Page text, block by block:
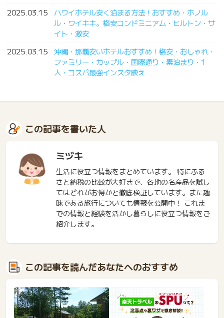
2025.03.15
ハワイホテル安く泊まる方法！おすすめ・ホノル
ル・ワイキキ。格安コンドミニアム・ヒルトン・サ
イト・激安
2025.03.15
沖縄・那覇安いホテルおすすめ！格安・おしゃれ・
ファミリー・カップル・国際通り・素泊まり・1
人・コスパ最強インスタ映え
この記事を書いた人
ミヅキ
生活に役立つ情報をまとめています。 特にふる
さと納税の比較が大好きで、各地の名産品を試し
てはどれがお得かと徹底検証しています。また趣
味である旅行についても情報を公開中！ これま
での情報と経験を活かし暮らしに役立つ情報をご
紹介します。
この記事を読んだあなたへのおすすめ